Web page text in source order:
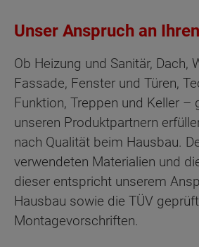
Unser Anspruch an
Ob Heizung und Sanitär, Dach,
Fassade, Fenster und Türen,
Funktion, Treppen und Keller
unseren Produktpartnern
nach Qualität beim Hausbau.
verwendeten Materialien und
dieser entspricht unserem
Hausbau sowie die TÜV
Montagevorschriften.